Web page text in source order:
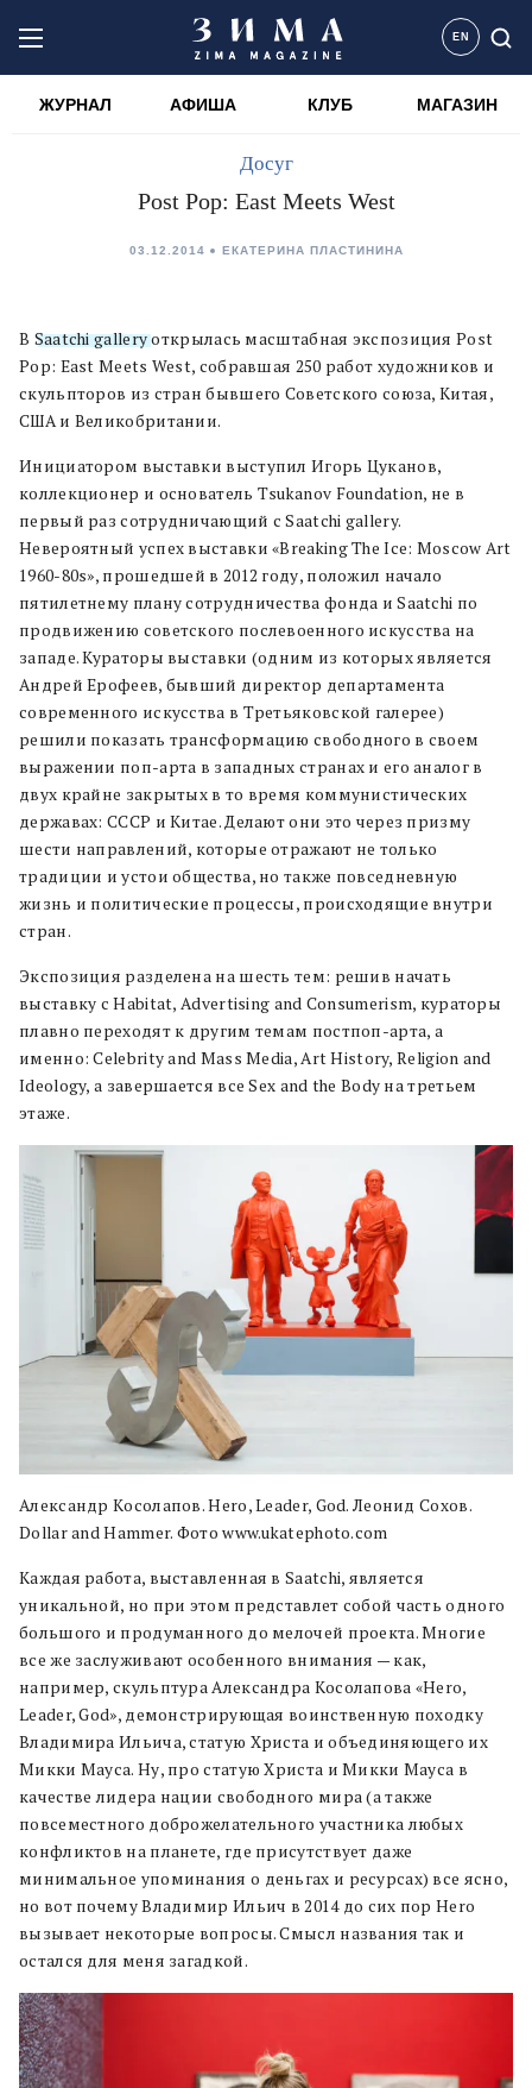
EN
ЖУРНАЛ АФИША КЛУБ МАГАЗИН
Досуг
Post Pop: East Meets West
03.12.2014 ЕКАТЕРИНА ПЛАСТИНИНА
В Saatchi galleryоткрылась масштабная экспозиция Post
Pop: East Meets West, собравшая 250 работ художников и
скульпторов из стран бывшего Советского союза, Китая,
США и Великобритании.
Инициатором выставки выступил Игорь Цуканов,
коллекционер и основатель Tsukanov Foundation, не в
первый раз сотрудничающий с Saatchi gallery.
Невероятный успех выставки «Breaking The Ice: Moscow Art
1960-80s», прошедшей в 2012 году, положил начало
пятилетнему плану сотрудничества фонда и Saatchi по
продвижению советского послевоенного искусства на
западе. Кураторы выставки (одним из которых является
Андрей Ерофеев, бывший директор департамента
современного искусства в Третьяковской галерее)
решили показать трансформацию свободного в своем
выражении поп-арта в западных странах и его аналог в
двух крайне закрытых в то время коммунистических
державах: СССР и Китае. Делают они это через призму
шести направлений, которые отражают не только
традиции и устои общества, но также повседневную
жизнь и политические процессы, происходящие внутри
стран.
Экспозиция разделена на шесть тем: решив начать
выставку с Habitat, Advertising and Consumerism, кураторы
плавно переходят к другим темам постпоп-арта, а
именно: Celebrity and Mass Media, Art History, Religion and
Ideology, а завершается все Sex and the Body на третьем
этаже.
Александр Косолапов. Hero, Leader, God. Леонид Сохов.
Dollar and Hammer. Фото www.ukatephoto.com
Каждая работа, выставленная в Saatchi, является
уникальной, но при этом представлет собой часть одного
большого и продуманного до мелочей проекта. Многие
все же заслуживают особенного внимания — как,
например, скульптура Александра Косолапова «Hero,
Leader, God», демонстрирующая воинственную походку
Владимира Ильича, статую Христа и объединяющего их
Микки Мауса. Ну, про статую Христа и Микки Мауса в
качестве лидера нации свободного мира (а также
повсеместного доброжелательного участника любых
конфликтов на планете, где присутствует даже
минимальное упоминания о деньгах и ресурсах) все ясно,
но вот почему Владимир Ильич в 2014 до сих пор Hero
вызывает некоторые вопросы. Смысл названия так и
остался для меня загадкой.